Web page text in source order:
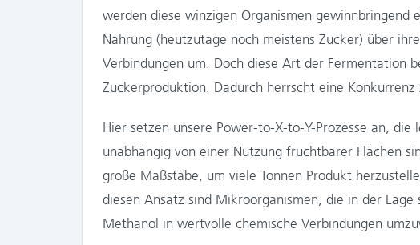
werden diese winzigen Organismen gewinnbringend
Nahrung (heutzutage noch meistens Zucker) über
Verbindungen um. Doch diese Art der Fermentation
Zuckerproduktion. Dadurch herrscht eine
Hier setzen unsere Power-to-X-to-Y-Prozesse an, die
unabhängig von einer Nutzung fruchtbarer Flächen
große Maßstäbe, um viele Tonnen Produkt
diesen Ansatz sind Mikroorganismen, die in der Lage
Methanol in wertvolle chemische Verbindungen